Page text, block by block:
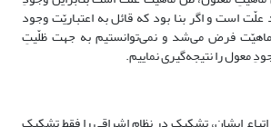
است و اگر بنا بود که قائل به اعتباریّت وجود
ماهیّت فرض می‌شد و نمی‌توانستیم به جهت ظلّیتِ
معول را نتیجه‌گیری نماییم.